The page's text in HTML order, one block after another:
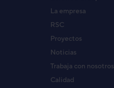
La empresa
RSC
Proyectos
Noticias
Trabaja con nosotros
Calidad